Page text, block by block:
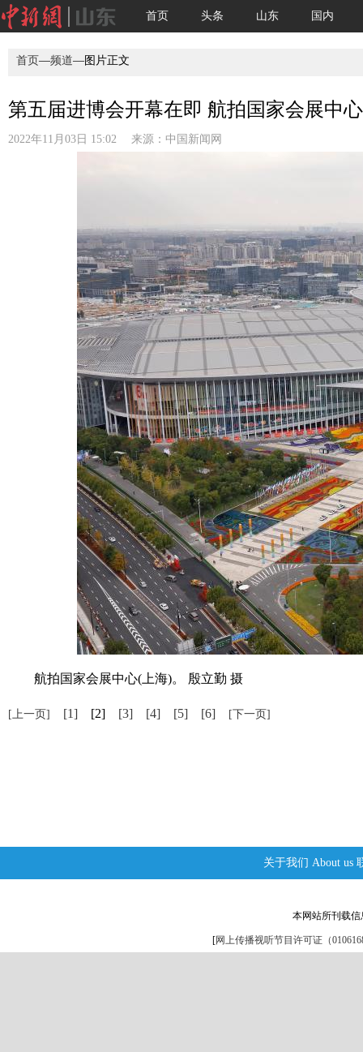
首页 头条 山东 国内
首页—频道—图片正文
第五届进博会开幕在即 航拍国家会展中
2022年11月03日 15:02 来源： 中国新闻网
航拍国家会展中心(上海)。 殷立勤 摄
[上一页] [1] [2] [3] [4] [5] [6] [下一页]
关于我们 About us
本网站所刊载
[网上传播视听节目许可证（